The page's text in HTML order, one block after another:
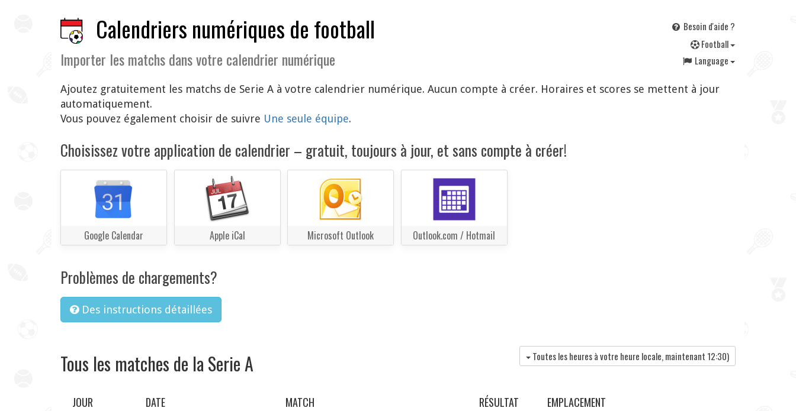
Calendriers numériques de football
Importer les matchs dans votre calendrier numérique
Besoin d'aide ?
Football
Language
Ajoutez gratuitement les matchs de Serie A à votre calendrier numérique. Aucun compte à créer. Horaires et scores se mettent à jour
automatiquement.
Vous pouvez également choisir de suivre Une seule équipe.
Choisissez votre application de calendrier – gratuit, toujours à jour, et sans compte à créer!
Google Calendar Apple iCal Microsoft Outlook Outlook.com / Hotmail
Problèmes de chargements?
Des instructions détaillées
Tous les matches de la Serie A Toutes les heures à votre heure locale, maintenant 12:30)
JOUR DATE MATCH RÉSULTAT EMPLACEMENT